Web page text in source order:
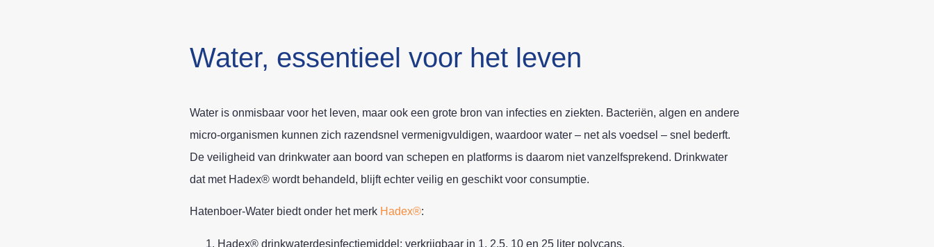
Water, essentieel voor het leven
Water is onmisbaar voor het leven, maar ook een grote bron van infecties en ziekten. Bacteriën, algen en andere
micro-organismen kunnen zich razendsnel vermenigvuldigen, waardoor water – net als voedsel – snel bederft.
De veiligheid van drinkwater aan boord van schepen en platforms is daarom niet vanzelfsprekend. Drinkwater
dat met Hadex® wordt behandeld, blijft echter veilig en geschikt voor consumptie.
Hatenboer-Water biedt onder het merk Hadex®:
Hadex® drinkwaterdesinfectiemiddel; verkrijgbaar in 1, 2.5, 10 en 25 liter polycans.